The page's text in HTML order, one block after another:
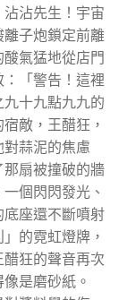
沾先生！宇宙
子炮鎖定前離
氣猛地從店門
「警告！這裡
九十九點九九的
敵，王醋狂，
蒜泥的焦慮
扇被撞破的牆
個閃閃發光、
座還不斷噴射
的霓虹燈牌，
狂的聲音再次
是磨砂紙。